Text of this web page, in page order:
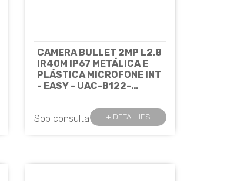
CAMERA BULLET 2MP L2,8
IR40M IP67 METÁLICA E
PLÁSTICA MICROFONE INT
- EASY - UAC-B122-
Sob consulta + DETALHES